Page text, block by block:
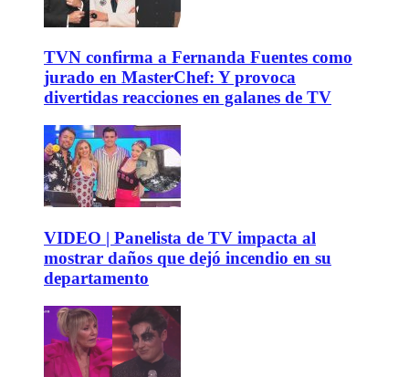
TVN confirma a Fernanda Fuentes como
jurado en MasterChef: Y provoca
divertidas reacciones en galanes de TV
VIDEO | Panelista de TV impacta al
mostrar daños que dejó incendio en su
departamento